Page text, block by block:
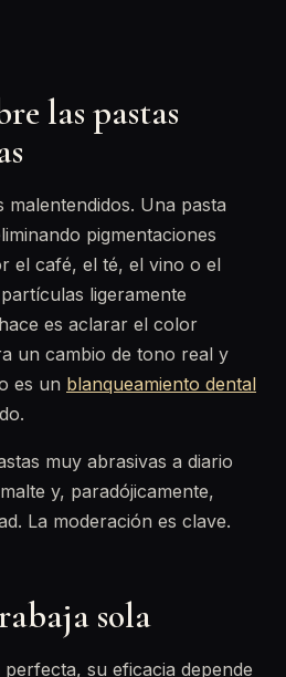
las pastas
malentendidos. Una pasta
pigmentaciones
el café, el té, el vino o el
ligeramente
hace es aclarar el color
un cambio de tono real y
es un blanqueamiento dental
muy abrasivas a diario
y, paradójicamente,
La moderación es clave.
sola
su eficacia depende